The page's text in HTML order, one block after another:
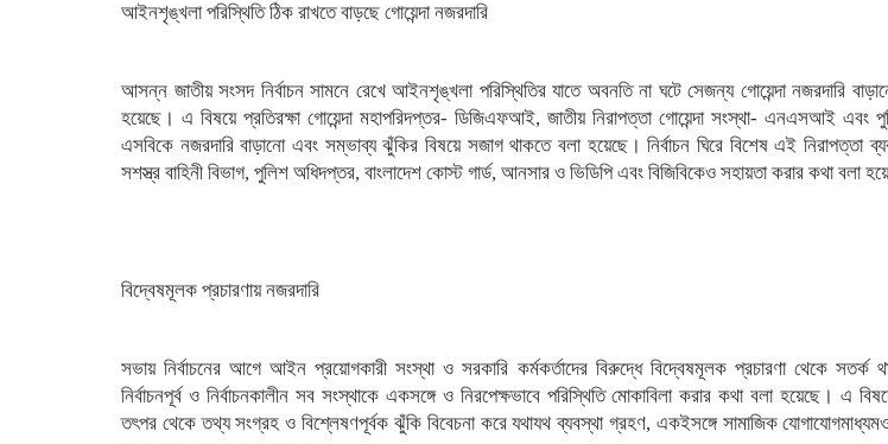
আইনশৃঙ্খলা পরিস্থিতি ঠিক রাখতে বাড়ছে গোয়েন্দা নজরদারি
আসন্ন জাতীয় সংসদ নির্বাচন সামনে রেখে আইনশৃঙ্খলা পরিস্থিতির যাতে অবনতি না ঘটে সেজন্য গোয়েন্দা নজরদারি
হয়েছে। এ বিষয়ে প্রতিরক্ষা গোয়েন্দা মহাপরিদপ্তর- ডিজিএফআই, জাতীয় নিরাপত্তা গোয়েন্দা সংস্থা- এনএসআই এবং
এসবিকে নজরদারি বাড়ানো এবং সম্ভাব্য ঝুঁকির বিষয়ে সজাগ থাকতে বলা হয়েছে। নির্বাচন ঘিরে বিশেষ এই নিরাপত্তা
সশস্ত্র বাহিনী বিভাগ, পুলিশ অধিদপ্তর, বাংলাদেশ কোস্ট গার্ড, আনসার ও ভিডিপি এবং বিজিবিকেও সহায়তা করার কথা বলা
বিদ্বেষমূলক প্রচারণায় নজরদারি
সভায় নির্বাচনের আগে আইন প্রয়োগকারী সংস্থা ও সরকারি কর্মকর্তাদের বিরুদ্ধে বিদ্বেষমূলক প্রচারণা থেকে সতর্ক
নির্বাচনপূর্ব ও নির্বাচনকালীন সব সংস্থাকে একসঙ্গে ও নিরপেক্ষভাবে পরিস্থিতি মোকাবিলা করার কথা বলা হয়েছে। এ
তৎপর থেকে তথ্য সংগ্রহ ও বিশ্লেষণপূর্বক ঝুঁকি বিবেচনা করে যথাযথ ব্যবস্থা গ্রহণ, একইসঙ্গে সামাজিক